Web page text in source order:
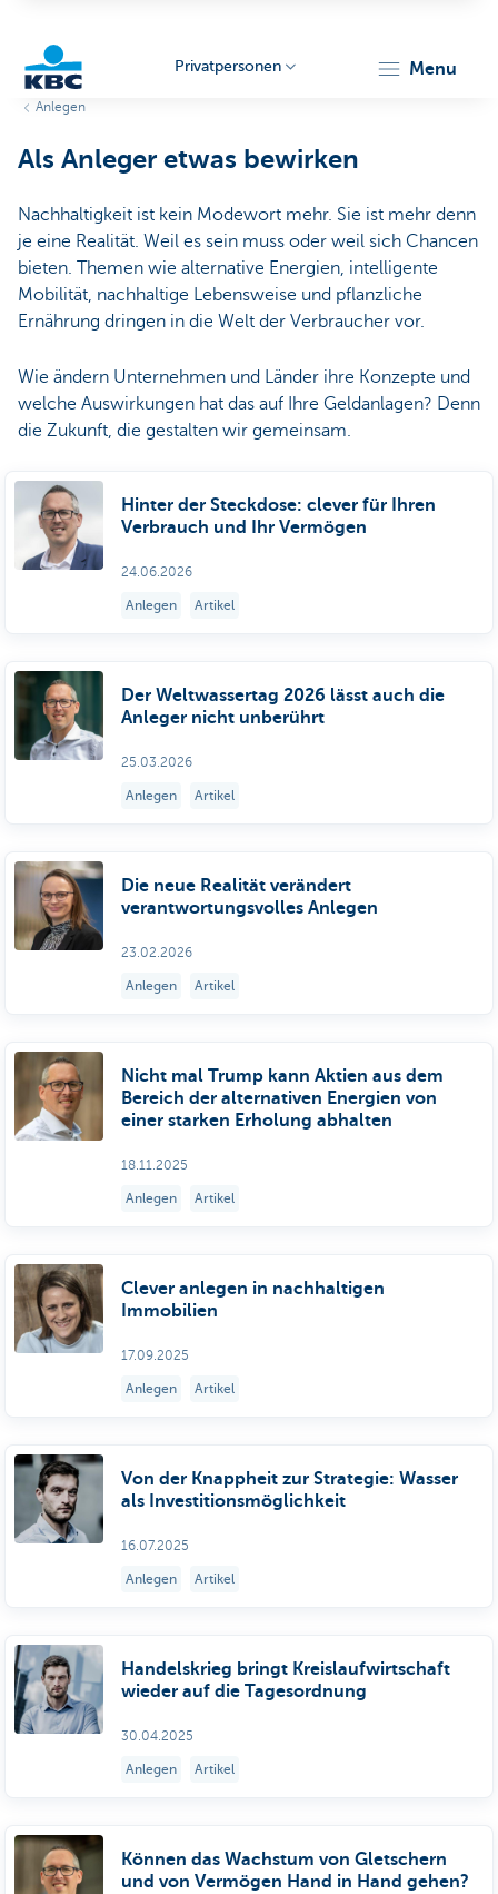
Particulieren
Privatpersonen menu
Anlegen
Als Anleger etwas bewirken
Nachhaltigkeit ist kein Modewort mehr. Sie ist mehr denn
je eine Realität. Weil es sein muss oder weil sich Chancen
bieten. Themen wie alternative Energien, intelligente
Mobilität, nachhaltige Lebensweise und pflanzliche
Ernährung dringen in die Welt der Verbraucher vor.
Wie ändern Unternehmen und Länder ihre Konzepte und
welche Auswirkungen hat das auf Ihre Geldanlagen? Denn
die Zukunft, die gestalten wir gemeinsam.
Hinter der Steckdose: clever für Ihren
Verbrauch und Ihr Vermögen
24.06.2026
Anlegen Artikel
Der Weltwassertag 2026 lässt auch die
Anleger nicht unberührt
25.03.2026
Anlegen Artikel
Die neue Realität verändert
verantwortungsvolles Anlegen
23.02.2026
Anlegen Artikel
Nicht mal Trump kann Aktien aus dem
Bereich der alternativen Energien von
einer starken Erholung abhalten
18.11.2025
Anlegen Artikel
Clever anlegen in nachhaltigen
Immobilien
17.09.2025
Anlegen Artikel
Von der Knappheit zur Strategie: Wasser
als Investitionsmöglichkeit
16.07.2025
Anlegen Artikel
Handelskrieg bringt Kreislaufwirtschaft
wieder auf die Tagesordnung
30.04.2025
Anlegen Artikel
Können das Wachstum von Gletschern
und von Vermögen Hand in Hand gehen?